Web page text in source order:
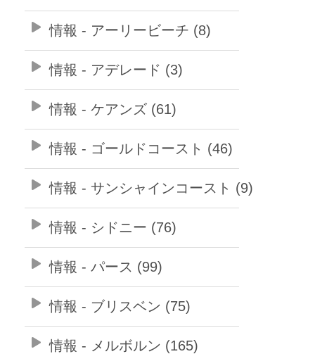
情報 - アーリービーチ (8)
情報 - アデレード (3)
情報 - ケアンズ (61)
情報 - ゴールドコースト (46)
情報 - サンシャインコースト (9)
情報 - シドニー (76)
情報 - パース (99)
情報 - ブリスベン (75)
情報 - メルボルン (165)